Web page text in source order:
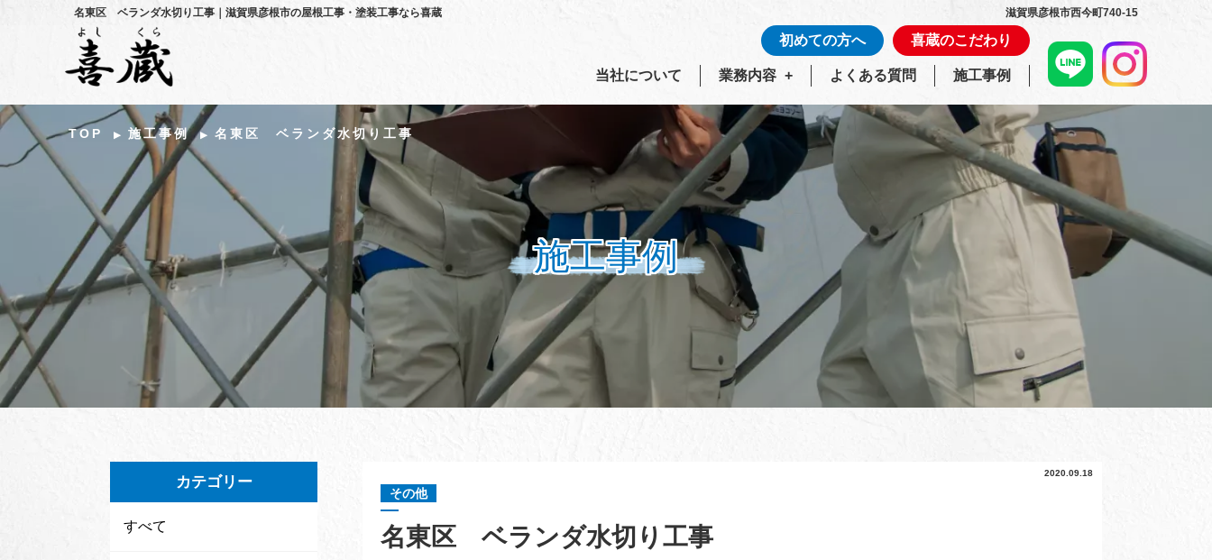
名東区 ベランダ水切り工事｜滋賀県彦根市の屋根工事・塗装工事なら喜蔵 滋賀県彦根市西今町740-15
初めての方へ 喜蔵のこだわり
当社について 業務内容 よくある質問 施工事例
TOP 施工事例 名東区 ベランダ水切り工事
施工事例
2020.09.18
その他
名東区 ベランダ水切り工事
カテゴリー
すべて